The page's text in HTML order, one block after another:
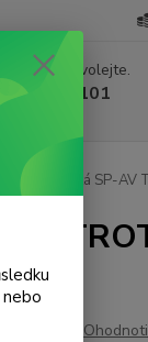
rady? Zavolejte.
986 101
antistatická SP-AV